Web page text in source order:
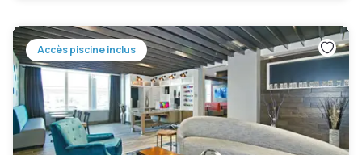
Accès piscine inclus